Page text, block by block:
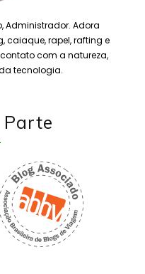
Administrador. Adora
caiaque, rapel, rafting e
com a natureza,
tecnologia.
Parte